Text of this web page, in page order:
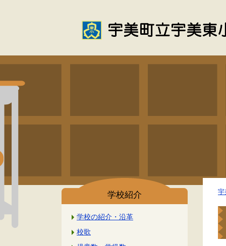
学校紹介
学校の紹介・沿革
校歌
宇